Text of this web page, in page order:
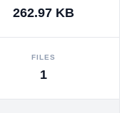
262.97 KB
FILES
1